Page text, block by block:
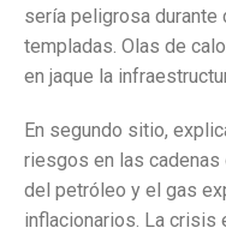
sería peligrosa
templadas. Olas de
en jaque la
En segundo sitio,
riesgos en las
del petróleo y el gas
inflacionarios. La